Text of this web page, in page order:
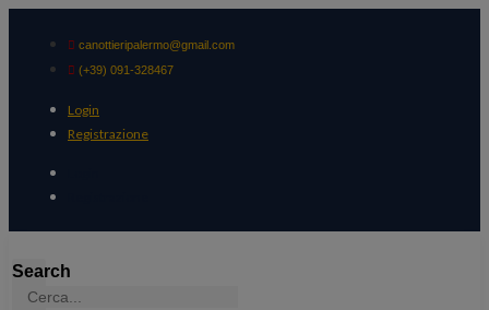
contenuto
canottieripalermo@gmail.com
(+39) 091-328467
Login
Registrazione
Search